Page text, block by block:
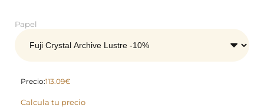
Papel
Precio:113.09€
Calcula tu precio